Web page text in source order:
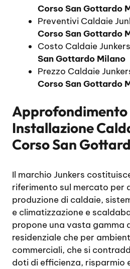
Corso San Gottardo
Preventivi Caldaie
Corso San Gottardo
Costo Caldaie
San Gottardo Milano
Prezzo Caldaie
Corso San Gottardo
Approfondimento
Installazione
Corso San
Il marchio Junkers
riferimento sul mercato per
produzione di caldaie,
e climatizzazione e
propone una vasta gamma
residenziale che per
commerciali, che si
doti di efficienza, risparmio